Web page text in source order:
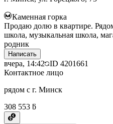
Каменная горка
Продаю долю в квартире.
школа, музыкальная школа,
родник
Написать
вчера, 14:42 ID 4201661
Контактное лицо
рядом с г. Минск
308 553 ƃ